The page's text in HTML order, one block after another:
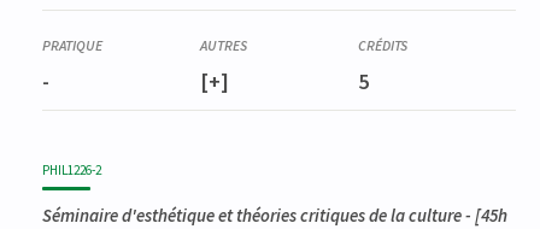
- [+] 5
PHIL1226-2
Séminaire d'esthétique et théories critiques de la culture- [45h